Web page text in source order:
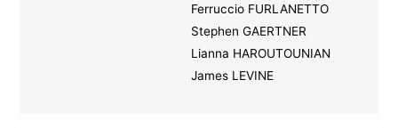
Ferruccio FURLANETTO
Stephen GAERTNER
Lianna HAROUTOUNIAN
James LEVINE